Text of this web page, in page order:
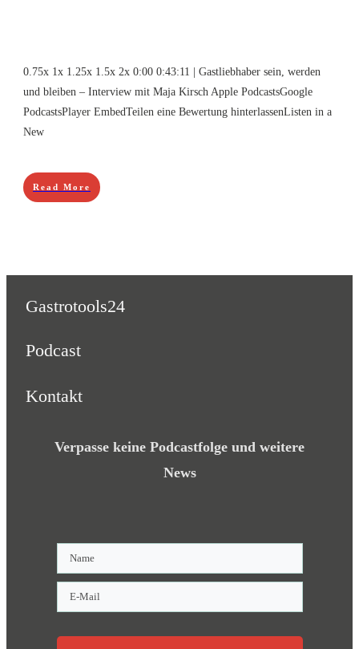
0.75x 1x 1.25x 1.5x 2x 0:00 0:43:11 | Gastliebhaber sein, werden
und bleiben – Interview mit Maja Kirsch Apple PodcastsGoogle
PodcastsPlayer EmbedTeilen eine Bewertung hinterlassenListen in a
New
Read More
Gastrotools24
Podcast
Kontakt
Verpasse keine Podcastfolge und weitere
News